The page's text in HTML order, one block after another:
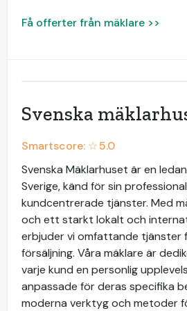
Få offerter från mäklare >>
Svenska
Smartscore: ☆5.0
Svenska Mäklarhuset är en
Sverige, känd för sin
kundcentrerade tjänster. Med
och ett starkt lokalt och
erbjuder vi omfattande tjänster
försäljning. Våra mäklare är
varje kund en personlig
anpassade för deras specifika
moderna verktyg och metoder